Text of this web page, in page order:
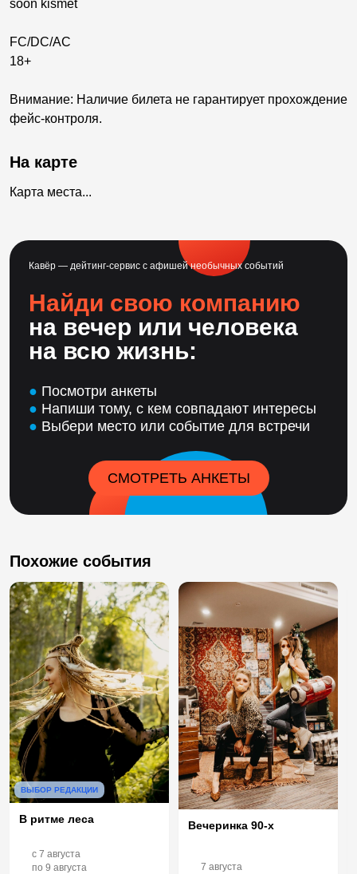
soon kismet
FC/DC/AC
18+
Внимание: Наличие билета не гарантирует прохождение
фейс-контроля.
На карте
Карта места...
Кавёр — дейтинг-сервис с афишей необычных событий
Найди свою компанию
на вечер или человека
на всю жизнь:
● Посмотри анкеты
● Напиши тому, с кем совпадают интересы
● Выбери место или событие для встречи
СМОТРЕТЬ АНКЕТЫ
Похожие события
ВЫБОР РЕДАКЦИИ
В ритме леса
c 7 августа
по 9 августа
Вечеринка 90-х
7 августа